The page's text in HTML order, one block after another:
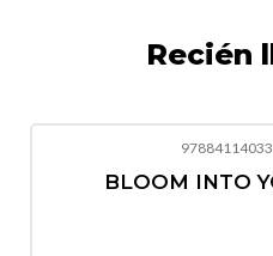
Recién
Nuevo
BLOOM INTO